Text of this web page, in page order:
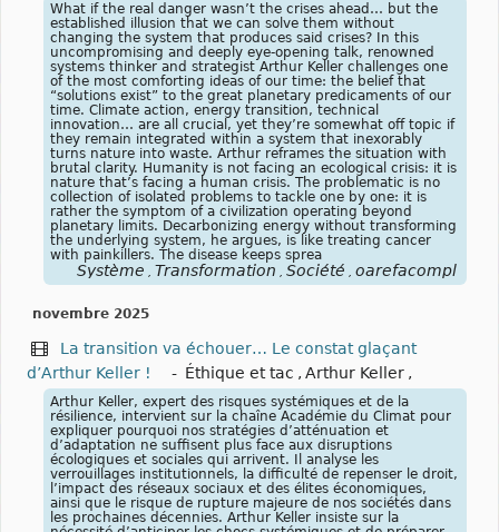
What if the real danger wasn’t the crises ahead… but the
established illusion that we can solve them without
changing the system that produces said crises? In this
uncompromising and deeply eye-opening talk, renowned
systems thinker and strategist Arthur Keller challenges one
of the most comforting ideas of our time: the belief that
“solutions exist” to the great planetary predicaments of our
time. Climate action, energy transition, technical
innovation… are all crucial, yet they’re somewhat off topic if
they remain integrated within a system that inexorably
turns nature into waste. Arthur reframes the situation with
brutal clarity. Humanity is not facing an ecological crisis: it is
nature that’s facing a human crisis. The problematic is no
collection of isolated problems to tackle one by one: it is
rather the symptom of a civilization operating beyond
planetary limits. Decarbonizing energy without transforming
the underlying system, he argues, is like treating cancer
with painkillers. The disease keeps sprea
Système , Transformation , Société , oarefacompl
novembre 2025
La transition va échouer… Le constat glaçant
d’Arthur Keller !
- Éthique et tac , Arthur Keller ,
Arthur Keller, expert des risques systémiques et de la
résilience, intervient sur la chaîne Académie du Climat pour
expliquer pourquoi nos stratégies d’atténuation et
d’adaptation ne suffisent plus face aux disruptions
écologiques et sociales qui arrivent. Il analyse les
verrouillages institutionnels, la difficulté de repenser le droit,
l’impact des réseaux sociaux et des élites économiques,
ainsi que le risque de rupture majeure de nos sociétés dans
les prochaines décennies. Arthur Keller insiste sur la